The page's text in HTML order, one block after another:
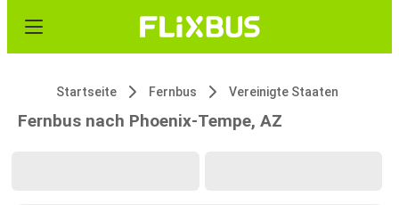
Startseite Fernbus Vereinigte Staaten
Fernbus nach Phoenix-Tempe, AZ